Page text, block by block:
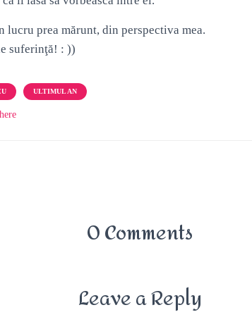
lucru prea mărunt, din perspectiva mea.
suferinţă! : ))
ULTIMUL AN
0 Comments
Leave a Reply